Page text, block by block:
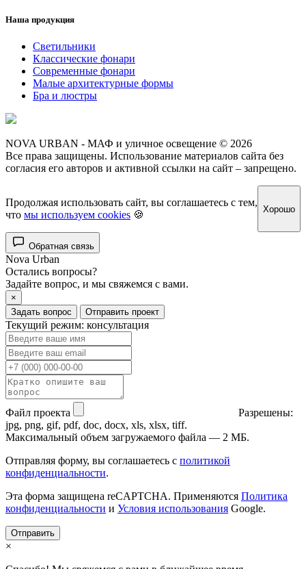
Наша продукция
Светильники
Классические фонари
Современные фонари
Малые архитектурные формы
Бра и люстры
NOVA URBAN - МАФ и уличное освещение © 2026
Все права защищены. Использование материалов сайта без
согласия его авторов и активной ссылки на сайт – запрещено.
Продолжая использовать сайт, вы соглашаетесь с тем,
что мы используем cookies 🍪 Хорошо
Обратная связь
Nova Urban
Остались вопросы?
Задайте вопрос, и мы свяжемся с вами.
×
Задать вопрос
Отправить проект
Текущий режим: консультация
Файл проекта
Разрешены:
jpg, png, gif, pdf, doc, docx, xls, xlsx, tiff.
Максимальный объем загружаемого файла — 2 МБ.
Отправляя форму, вы соглашаетесь с политикой
конфиденциальности.
Эта форма защищена reCAPTCHA. Применяются Политика
конфиденциальности и Условия использования Google.
Отправить
×